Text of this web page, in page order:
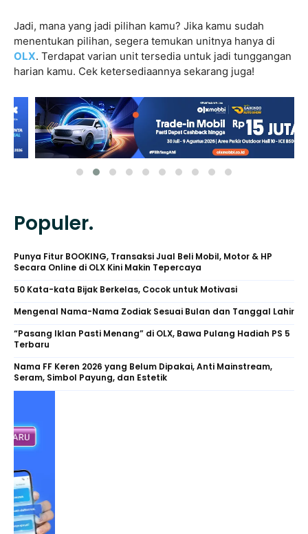
Jadi, mana yang jadi pilihan kamu? Jika kamu sudah
menentukan pilihan, segera temukan unitnya hanya di
OLX. Terdapat varian unit tersedia untuk jadi tunggangan
harian kamu. Cek ketersediaannya sekarang juga!
Populer.
Punya Fitur BOOKING, Transaksi Jual Beli Mobil, Motor & HP
Secara Online di OLX Kini Makin Tepercaya
50 Kata-kata Bijak Berkelas, Cocok untuk Motivasi
Mengenal Nama-Nama Zodiak Sesuai Bulan dan Tanggal Lahir
“Pasang Iklan Pasti Menang” di OLX, Bawa Pulang Hadiah PS 5
Terbaru
Nama FF Keren 2026 yang Belum Dipakai, Anti Mainstream,
Seram, Simbol Payung, dan Estetik